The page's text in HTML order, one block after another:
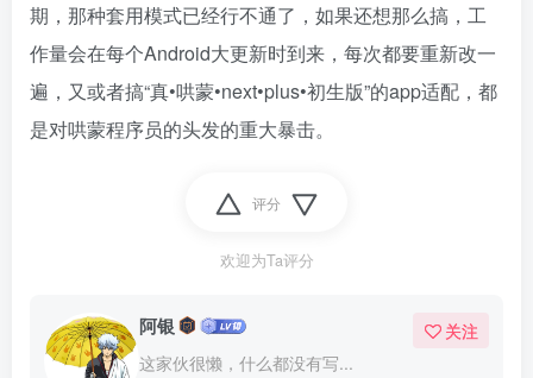
期，那种套用模式已经行不通了，如果还想那么搞，工
作量会在每个Android大更新时到来，每次都要重新改一
遍，又或者搞“真•哄蒙•next•plus•初生版”的app适配，都
是对哄蒙程序员的头发的重大暴击。
评分
欢迎为Ta评分
阿银
这家伙很懒，什么都没有写...
关注